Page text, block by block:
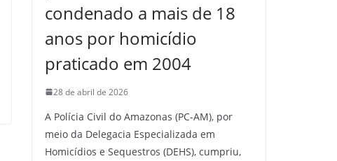
condenado a mais de 18
anos por homicídio
praticado em 2004
28 de abril de 2026
A Polícia Civil do Amazonas (PC-AM), por
meio da Delegacia Especializada em
Homicídios e Sequestros (DEHS), cumpriu,